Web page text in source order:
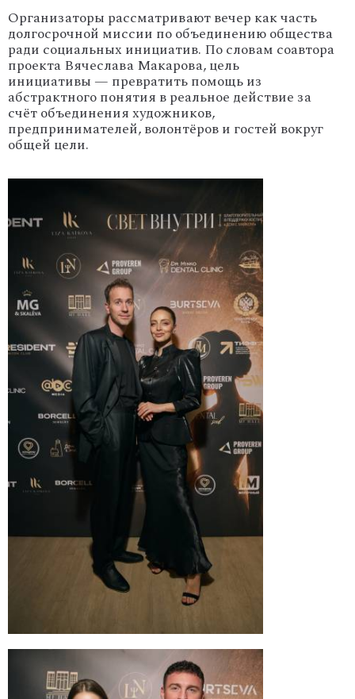
Организаторы рассматриваютвечер какчасть
долгосрочной миссии пообъединениюобщества
ради социальных инициатив. Пословам соавтора
проектаВячеславаМакарова,цель
инициативы — превратитьпомощьиз
абстрактногопонятия вреальное действие за
счётобъединенияхудожников,
предпринимателей,волонтёрови гостей вокруг
общей цели.
'